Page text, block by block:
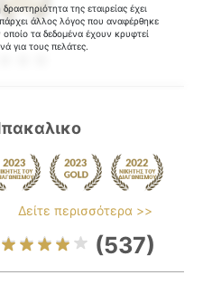
της εταιρείας έχει
άλλος λόγος που αναφέρθηκε
τα δεδομένα έχουν κρυφτεί
για τους πελάτες.
Δείτε περισσότερα >>
(537)